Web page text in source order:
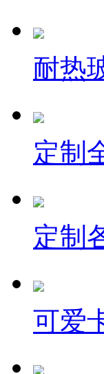
耐热
定制
定制
可爱